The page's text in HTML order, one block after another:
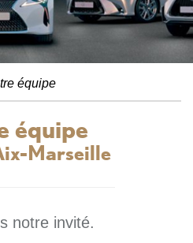
équipe
équipe
Marseille
notre invité.